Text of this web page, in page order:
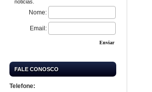
noticias.
Nome:
Email:
Enviar
FALE CONOSCO
Telefone: